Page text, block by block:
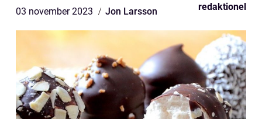
03 november 2023 Jon Larsson redaktionel